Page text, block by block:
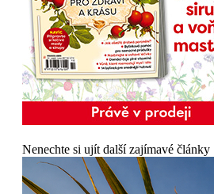
Nenechte si ujít další zajímavé články